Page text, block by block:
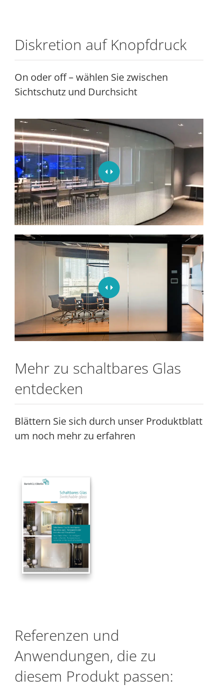
Diskretion auf Knopfdruck
On oder off – wählen Sie zwischen
Sichtschutz und Durchsicht
Mehr zu schaltbares Glas
entdecken
Blättern Sie sich durch unser Produktblatt
um noch mehr zu erfahren
Referenzen und
Anwendungen, die zu
diesem Produkt passen: